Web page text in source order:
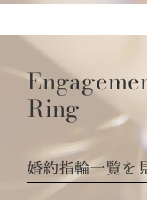
Ring
婚約指輪一覧を